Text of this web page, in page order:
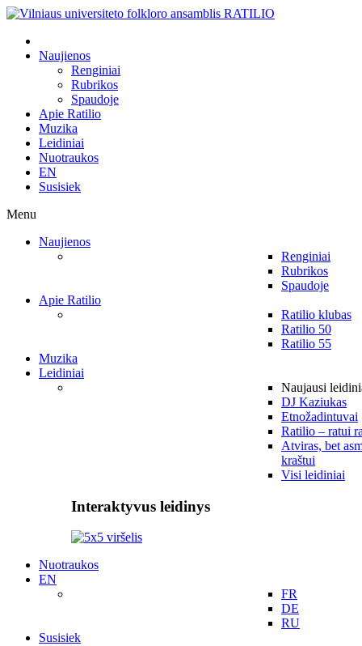
Naujienos
Renginiai
Rubrikos
Spaudoje
Apie Ratilio
Muzika
Leidiniai
Nuotraukos
EN
Susisiek
Menu
Naujienos
Renginiai
Rubrikos
Spaudoje
Apie Ratilio
Ratilio klubas
Ratilio 50
Ratilio 55
Muzika
Leidiniai
Naujausi
DJ Kaziukas
Etnožadintuvai
Ratilio – ratui
Atviras, bet
kraštui
Visi leidiniai
Interaktyvus leidinys
Nuotraukos
EN
FR
DE
RU
Susisiek